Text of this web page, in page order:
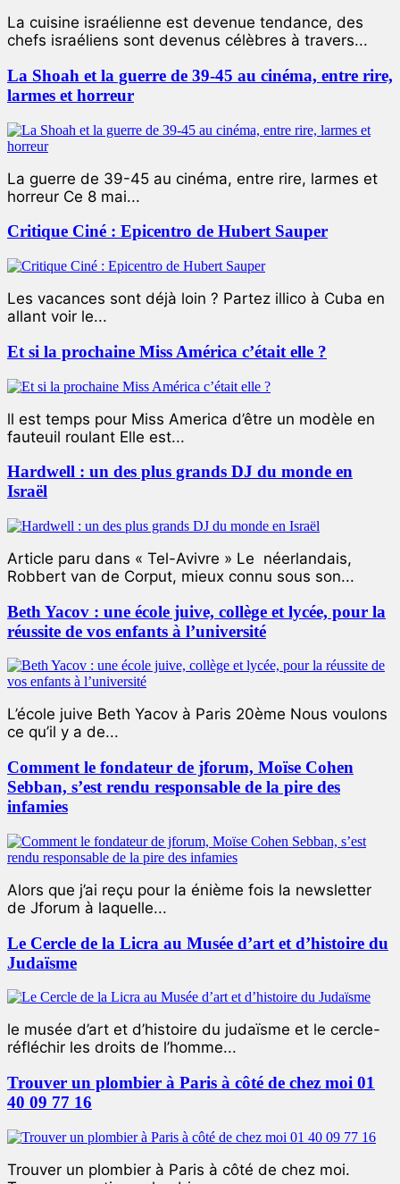
La cuisine israélienne est devenue tendance, des
chefs israéliens sont devenus célèbres à travers...
La Shoah et la guerre de 39-45 au cinéma, entre rire,
larmes et horreur
La guerre de 39-45 au cinéma, entre rire, larmes et
horreur Ce 8 mai...
Critique Ciné : Epicentro de Hubert Sauper
Les vacances sont déjà loin ? Partez illico à Cuba en
allant voir le...
Et si la prochaine Miss América c’était elle ?
ll est temps pour Miss America d’être un modèle en
fauteuil roulant Elle est...
Hardwell : un des plus grands DJ du monde en
Israël
Article paru dans « Tel-Avivre » Le néerlandais,
Robbert van de Corput, mieux connu sous son...
Beth Yacov : une école juive, collège et lycée, pour la
réussite de vos enfants à l’université
L’école juive Beth Yacov à Paris 20ème Nous voulons
ce qu’il y a de...
Comment le fondateur de jforum, Moïse Cohen
Sebban, s’est rendu responsable de la pire des
infamies
Alors que j’ai reçu pour la énième fois la newsletter
de Jforum à laquelle...
Le Cercle de la Licra au Musée d’art et d’histoire du
Judaïsme
le musée d’art et d’histoire du judaïsme et le cercle-
réfléchir les droits de l’homme...
Trouver un plombier à Paris à côté de chez moi 01
40 09 77 16
Trouver un plombier à Paris à côté de chez moi.